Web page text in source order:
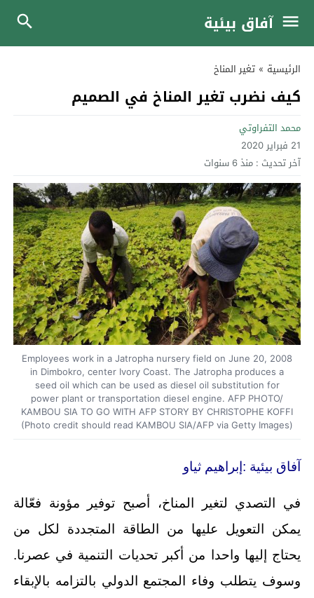
آفاق بيئية
الرئيسية » تغير المناخ
كيف نضرب تغير المناخ في الصميم
محمد التفراوتي
21 فبراير 2020
آخر تحديث : منذ 6 سنوات
Employees work in a Jatropha nursery field on June 20, 2008
in Dimbokro, center Ivory Coast. The Jatropha produces a
seed oil which can be used as diesel oil substitution for
power plant or transportation diesel engine. AFP PHOTO/
KAMBOU SIA TO GO WITH AFP STORY BY CHRISTOPHE KOFFI
(Photo credit should read KAMBOU SIA/AFP via Getty Images)
آفاق بيئية :إبراهيم ثياو
في التصدي لتغير المناخ، أصبح توفير مؤونة فعّالة
يمكن التعويل عليها من الطاقة المتجددة لكل من
يحتاج إليها واحدا من أكبر تحديات التنمية في عصرنا.
وسوف يتطلب وفاء المجتمع الدولي بالتزامه بالإبقاء